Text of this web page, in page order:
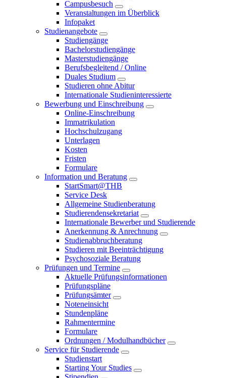
Campusbesuch
Veranstaltungen im Überblick
Infopaket
Studienangebote
Studiengänge
Bachelorstudiengänge
Masterstudiengänge
Berufsbegleitend / Online
Duales Studium
Studieren ohne Abitur
Internationale Studieninteressierte
Bewerbung und Einschreibung
Online-Einschreibung
Immatrikulation
Hochschulzugang
Unterlagen
Kosten
Fristen
Formulare
Information und Beratung
StartSmart@THB
Service Desk
Allgemeine Studienberatung
Studierendensekretariat
Internationale Bewerber und Studierende
Anerkennung & Anrechnung
Studienabbruchberatung
Studieren mit Beeinträchtigung
Psychosoziale Beratung
Prüfungen und Termine
Aktuelle Prüfungsinformationen
Prüfungspläne
Prüfungsämter
Noteneinsicht
Stundenpläne
Rahmentermine
Formulare
Ordnungen / Modulhandbücher
Service für Studierende
Studienstart
Starting Your Studies